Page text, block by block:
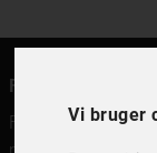
Vi bruger
FRAME IT
FRAME IT er en